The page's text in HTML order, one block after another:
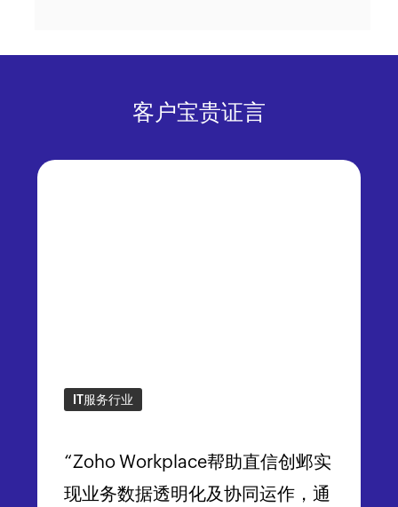
客户宝贵证言
IT服务行业
“Zoho Workplace帮助直信创邺实
现业务数据透明化及协同运作，通